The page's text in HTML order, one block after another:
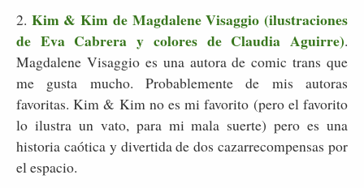
2. Kim & Kim de Magdalene Visaggio (ilustraciones
de Eva Cabrera y colores de Claudia Aguirre).
Magdalene Visaggio es una autora de comic trans que
me gusta mucho. Probablemente de mis autoras
favoritas. Kim & Kim no es mi favorito (pero el favorito
lo ilustra un vato, para mi mala suerte) pero es una
historia caótica y divertida de dos cazarrecompensas por
el espacio.